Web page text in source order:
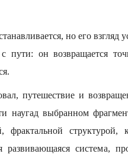
но его взгляд
пути: он возвращается
путешествие и
выбранном
фрактальной
система,